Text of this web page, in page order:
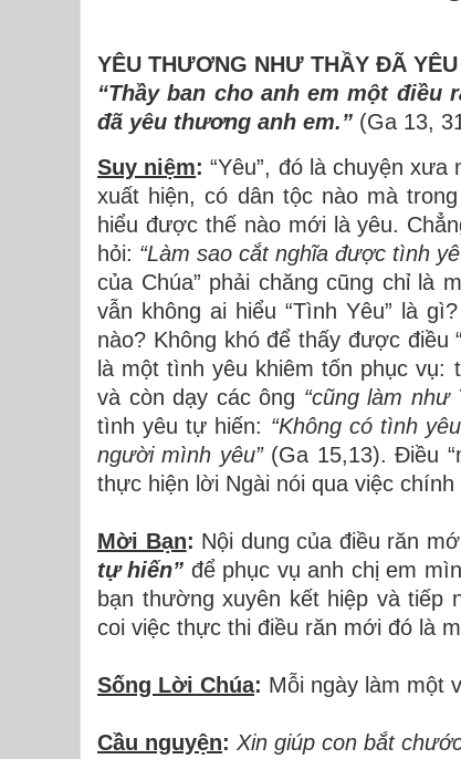
YÊU THƯƠNG NHƯ THẦY ĐÃ YÊU
“Thầy ban cho anh em một điều
đã yêu thương anh em.” (Ga 13,
Suy niệm: “Yêu”, đó là chuyện
xuất hiện, có dân tộc nào mà
hiểu được thế nào mới là yêu.
hỏi: “Làm sao cắt nghĩa được tình
của Chúa” phải chăng cũng chỉ là
vẫn không ai hiểu “Tình Yêu” là
nào? Không khó để thấy được điều
là một tình yêu khiêm tốn phục vụ:
và còn dạy các ông “cũng làm như
tình yêu tự hiến: “Không có tình
người mình yêu” (Ga 15,13). Điều
thực hiện lời Ngài nói qua việc
Mời Bạn: Nội dung của điều răn
tự hiến” để phục vụ anh chị em
bạn thường xuyên kết hiệp và tiếp
coi việc thực thi điều răn mới đó là
Sống Lời Chúa: Mỗi ngày làm một
Cầu nguyện: Xin giúp con bắt